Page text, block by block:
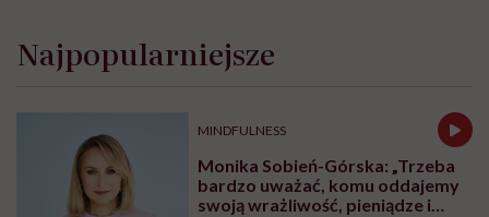
Najpopularniejsze
MINDFULNESS
Monika Sobień-Górska: „Trzeba
bardzo uważać, komu oddajemy
swoją wrażliwość, pieniądze i